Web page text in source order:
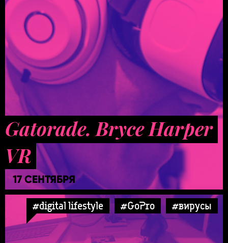
Gatorade. Bryce Harper
VR
17 СЕНТЯБРЯ
#digital lifestyle #GoPro #вирусы